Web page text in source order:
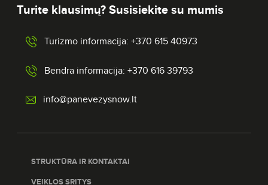
Turite klausimų? Susisiekite su mumis
Turizmo informacija: +370 615 40973
Bendra informacija: +370 616 39793
info@panevezysnow.lt
STRUKTŪRA IR KONTAKTAI
VEIKLOS SRITYS